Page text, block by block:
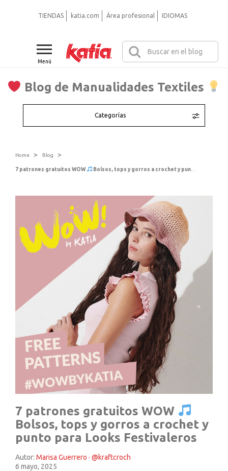
Menú
Blog de Manualidades Textiles
Categorías
TIENDAS katia.com Área profesional IDIOMAS
Home > Blog >
7 patrones gratuitos WOW Bolsos, tops y gorros a crochet y punto para Looks Festivaleros
7 patrones gratuitos WOW
Bolsos, tops y gorros a crochet y
punto para Looks Festivaleros
Autor: Marisa Guerrero · @kraftcroch
6 mayo, 2025